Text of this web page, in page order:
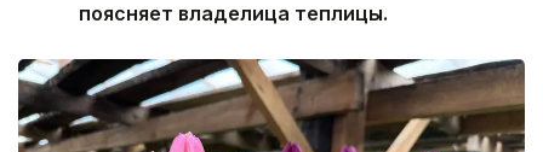
поясняет владелица теплицы.